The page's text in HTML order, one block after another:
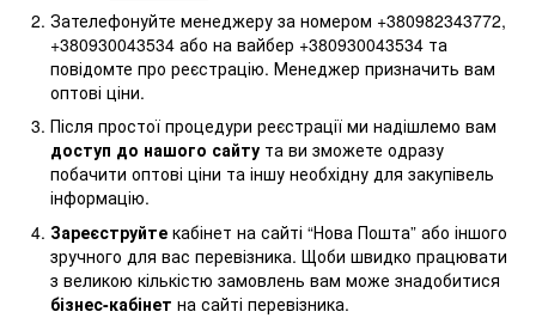
Зателефонуйте менеджеру за номером +380982343772,
+380930043534 або на вайбер +380930043534 та
повідомте про реєстрацію. Менеджер призначить вам
оптові ціни.
Після простої процедури реєстрації ми надішлемо вам
доступ до нашого сайту та ви зможете одразу
побачити оптові ціни та іншу необхідну для закупівель
інформацію.
Зареєструйте кабінет на сайті “Нова Пошта” або іншого
зручного для вас перевізника. Щоби швидко працювати
з великою кількістю замовлень вам може знадобитися
бізнес-кабінет на сайті перевізника.